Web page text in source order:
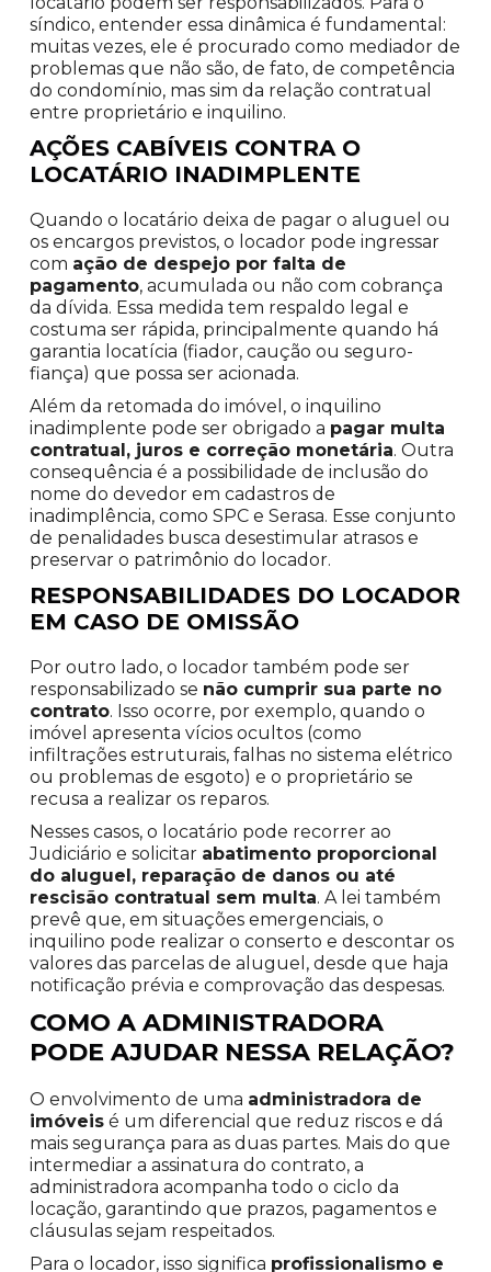
síndico, entender essa dinâmica é fundamental:
muitas vezes, ele é procurado como mediador de
problemas que não são, de fato, de competência
do condomínio, mas sim da relação contratual
entre proprietário e inquilino.
AÇÕES CABÍVEIS CONTRA O
LOCATÁRIO INADIMPLENTE
Quando o locatário deixa de pagar o aluguel ou
os encargos previstos, o locador pode ingressar
com ação de despejo por falta de
pagamento, acumulada ou não com cobrança
da dívida. Essa medida tem respaldo legal e
costuma ser rápida, principalmente quando há
garantia locatícia (fiador, caução ou seguro-
fiança) que possa ser acionada.
Além da retomada do imóvel, o inquilino
inadimplente pode ser obrigado a pagar multa
contratual, juros e correção monetária. Outra
consequência é a possibilidade de inclusão do
nome do devedor em cadastros de
inadimplência, como SPC e Serasa. Esse conjunto
de penalidades busca desestimular atrasos e
preservar o patrimônio do locador.
RESPONSABILIDADES DO LOCADOR
EM CASO DE OMISSÃO
Por outro lado, o locador também pode ser
responsabilizado se não cumprir sua parte no
contrato. Isso ocorre, por exemplo, quando o
imóvel apresenta vícios ocultos (como
infiltrações estruturais, falhas no sistema elétrico
ou problemas de esgoto) e o proprietário se
recusa a realizar os reparos.
Nesses casos, o locatário pode recorrer ao
Judiciário e solicitar abatimento proporcional
do aluguel, reparação de danos ou até
rescisão contratual sem multa. A lei também
prevê que, em situações emergenciais, o
inquilino pode realizar o conserto e descontar os
valores das parcelas de aluguel, desde que haja
notificação prévia e comprovação das despesas.
COMO A ADMINISTRADORA
PODE AJUDAR NESSA RELAÇÃO?
O envolvimento de uma administradora de
imóveisé um diferencial que reduz riscos e dá
mais segurança para as duas partes. Mais do que
intermediar a assinatura do contrato, a
administradora acompanha todo o ciclo da
locação, garantindo que prazos, pagamentos e
cláusulas sejam respeitados.
Para o locador, isso significa profissionalismo e